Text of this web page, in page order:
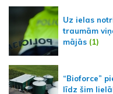
Uz ielas
traumām
mājās (1)
“Bioforce”
līdz šim